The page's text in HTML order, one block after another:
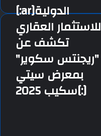
[:ar]الدولية
للاستثمار العقاري
تكشف عن
"ريجنتس سكوير"
بمعرض سيتي
سكيب 2025[:]